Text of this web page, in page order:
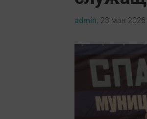
admin, 23 мая 2026